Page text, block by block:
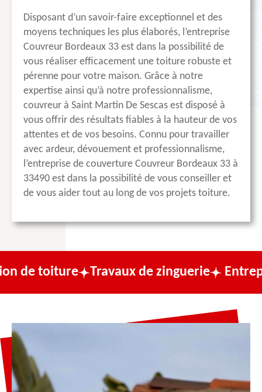
Disposant d’un savoir-faire exceptionnel et des
moyens techniques les plus élaborés, l’entreprise
Couvreur Bordeaux 33 est dans la possibilité de
vous réaliser efficacement une toiture robuste et
pérenne pour votre maison. Grâce à notre
expertise ainsi qu’à notre professionnalisme,
couvreur à Saint Martin De Sescas est disposé à
vous offrir des résultats fiables à la hauteur de vos
attentes et de vos besoins. Connu pour travailler
avec ardeur, dévouement et professionnalisme,
l’entreprise de couverture Couvreur Bordeaux 33 à
33490 est dans la possibilité de vous conseiller et
de vous aider tout au long de vos projets toiture.
Travaux de zinguerie Entreprise de